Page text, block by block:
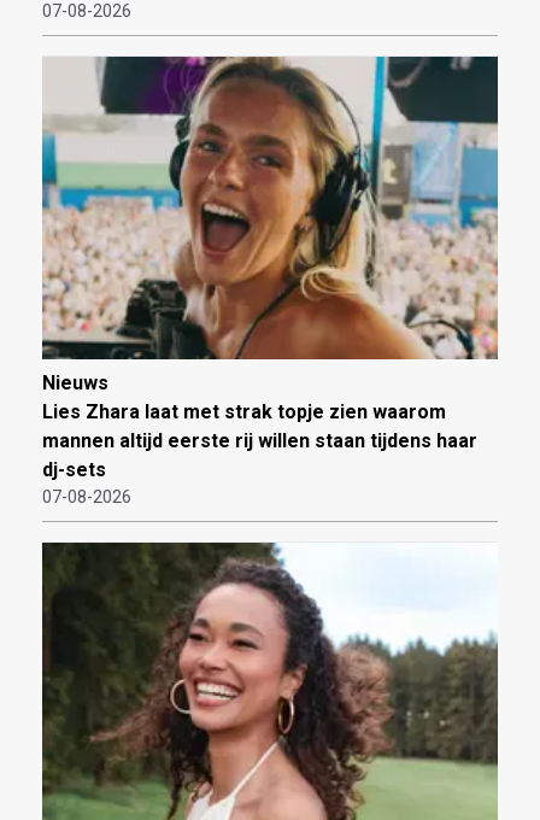
07-08-2026
Nieuws
Lies Zhara laat met strak topje zien waarom
mannen altijd eerste rij willen staan tijdens haar
dj-sets
07-08-2026